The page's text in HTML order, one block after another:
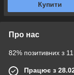
Купити
Про нас
82% позитивних з 11
Працює з